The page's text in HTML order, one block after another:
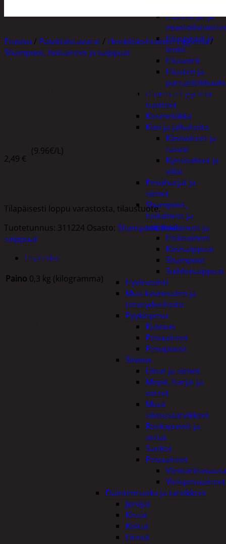
Hiusharjat ja
Hiuspinnit ja
lenkit
Hiusvärit
Hiusten ja
Hammashygienia
tuotteet
Kosmetiikka
Käsi ja jalkahoito
Käsivoiteet ja
rasvat
Kynsisakset ja
viilat
Pesuharjat ja -
sienet
Shampoot,
hoitaineet ja
saippuat
Hoitoaineet
Käsisaippuat
Shampoot
Suihkusaippuat
Hyvinvointi
Muu kauneuden ja
terveydenhoito
Pyykinpesu
Kuivaus
Pesuaineet
Pesupussit
Siivous
Liinat ja sienet
Mopit, harjat ja
varret
Muut
siivoustarvikkeet
Roskapussit ja -
astiat
Sankot
Pesuaineet
Yleispesuaineet
Eläintenruoka ja tarvikkeet
Jyrsijät
Kissat
Koirat
Linnut
Etusivu / Päivittäistavarat / Henkilökohtainen hygienia/
Shampoot, hoitaineet ja saippuat
SUNSILK NORMAL CLEAN&FRESH SHAMPOO
2,49 €
(9.96€/L)
Tilapäisesti loppu varastosta, tilaustuote.
Tuotetunnus: 311224 Osasto: Shampoot, hoitaineet ja
saippuat
Lisätiedot
Paino 0,3 kg (kilogramma)